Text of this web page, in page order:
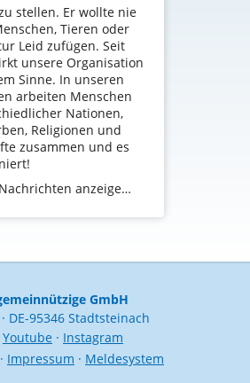
stellen. Er wollte nie
Tieren oder
Leid zufügen. Seit
unsere Organisation
Sinne. In unseren
arbeiten Menschen
Nationen,
Religionen und
zusammen und es
anzeigen...
GmbH
DE-95346 Stadtsteinach
Youtube · Instagram
· Impressum · Meldesystem